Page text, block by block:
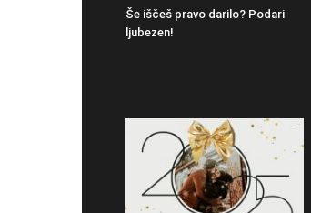
Še iščeš pravo darilo? Podari
ljubezen!